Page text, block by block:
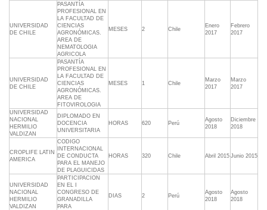
UNIVERSIDAD
DE CHILE
PASANTÍA
PROFESIONAL EN
LA FACULTAD DE
CIENCIAS
AGRONÓMICAS.
AREA DE
NEMATOLOGIA
AGRICOLA
MESES 2 Chile
Enero
2017
Febrero
2017
UNIVERSIDAD
DE CHILE
PASANTÍA
PROFESIONAL EN
LA FACULTAD DE
CIENCIAS
AGRONÓMICAS.
AREA DE
FITOVIROLOGIA
MESES 1 Chile
Marzo
2017
Marzo
2017
UNIVERSIDAD
NACIONAL
HERMILIO
VALDIZAN
DIPLOMADO EN
DOCENCIA
UNIVERSITARIA
HORAS 620 Perú
Agosto
2018
Diciembre
2018
CROPLIFE LATIN
AMERICA
CODIGO
INTERNACIONAL
DE CONDUCTA
PARA EL MANEJO
DE PLAGUICIDAS
HORAS 320 Chile Abril 2015 Junio 2015
UNIVERSIDAD
NACIONAL
HERMILIO
VALDIZAN
PARTICIPACION
EN EL I
CONGRESO DE
GRANADILLA
PARA
DIAS 2 Perú
Agosto
2018
Agosto
2018